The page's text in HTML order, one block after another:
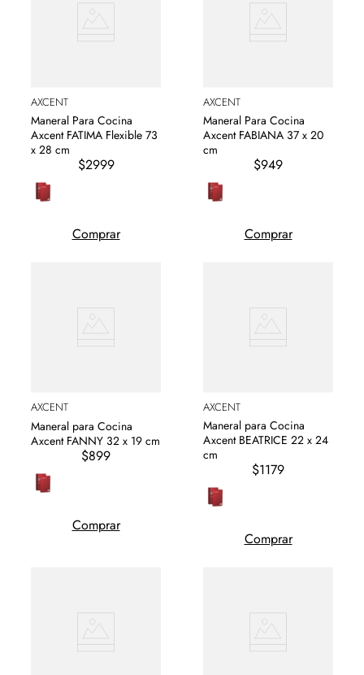
AXCENT
Maneral Para Cocina
Axcent FATIMA Flexible 73
x 28 cm
$2999
Comprar
AXCENT
Maneral Para Cocina
Axcent FABIANA 37 x 20
cm
$949
Comprar
AXCENT
Maneral para Cocina
Axcent FANNY 32 x 19 cm
$899
Comprar
AXCENT
Maneral para Cocina
Axcent BEATRICE 22 x 24
cm
$1179
Comprar